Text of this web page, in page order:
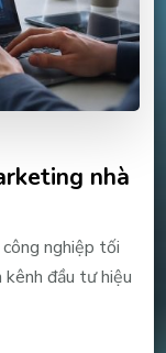
nhà
nghiệp tối
đầu tư hiệu